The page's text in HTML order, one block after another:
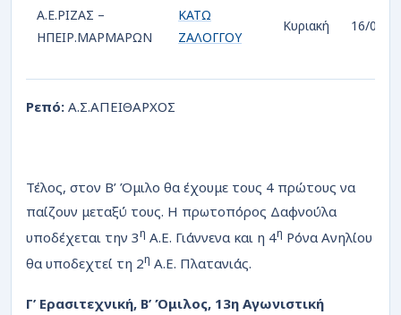
Α.Ε.ΡΙΖΑΣ –
ΗΠΕΙΡ.ΜΑΡΜΑΡΩΝ
ΚΑΤΩ
ΖΑΛΟΓΓΟΥ
Κυριακή 16/02/
Ρεπό: Α.Σ.ΑΠΕΙΘΑΡΧΟΣ
Τέλος, στον Β’ Όμιλο θα έχουμε τους 4 πρώτους να
παίζουν μεταξύ τους. Η πρωτοπόρος Δαφνούλα
υποδέχεται την 3η Α.Ε. Γιάννενα και η 4η Ρόνα Ανηλίου
θα υποδεχτεί τη 2η Α.Ε. Πλατανιάς.
Γ’ Ερασιτεχνική, Β’ Όμιλος, 13η Αγωνιστική